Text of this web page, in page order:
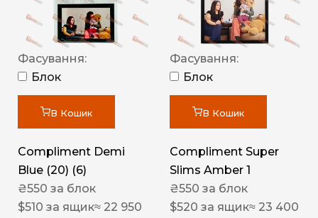
Фасування:
Блок
В Кошик
Compliment Demi
Blue (20) (6)
₴550 за блок
$510 за ящик≈ 22 950
Фасування:
Блок
В Кошик
Compliment Super
Slims Amber 1
₴550 за блок
$520 за ящик≈ 23 400